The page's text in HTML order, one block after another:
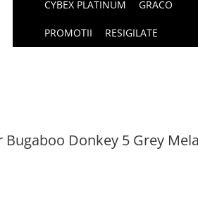
CYBEX PLATINUM GRACO
PROMOTII RESIGILATE
Donkey 5 Grey